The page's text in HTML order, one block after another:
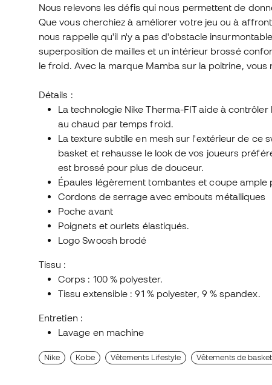
Nous relevons les défis qui nous permettent de
Que vous cherchiez à améliorer votre jeu ou à
nous rappelle qu'il n'y a pas d'obstacle
superposition de mailles et un intérieur brossé
le froid. Avec la marque Mamba sur la poitrine,
Détails :
La technologie Nike Therma-FIT aide à
au chaud par temps froid.
La texture subtile en mesh sur l'extérieur de ce
basket et rehausse le look de vos joueurs
est brossé pour plus de douceur.
Épaules légèrement tombantes et coupe
Cordons de serrage avec embouts métalliques
Poche avant
Poignets et ourlets élastiqués.
Logo Swoosh brodé
Tissu :
Corps : 100 % polyester.
Tissu extensible : 91 % polyester, 9 % spandex.
Entretien :
Lavage en machine
Nike Kobe Vêtements Lifestyle Vêtements de